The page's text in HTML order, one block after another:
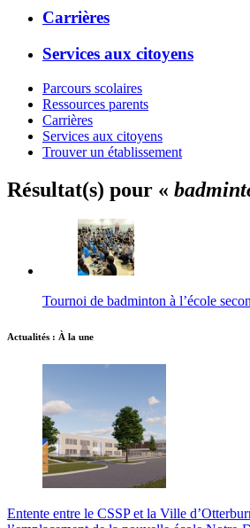
Carrières
Services aux citoyens
Parcours scolaires
Ressources parents
Carrières
Services aux citoyens
Trouver un établissement
Résultat(s) pour «
Tournoi de badminton à l’école
Actualités : À la une
Entente entre le CSSP et la Ville